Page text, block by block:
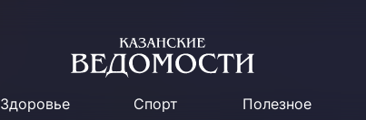
Здоровье Спорт Полезное